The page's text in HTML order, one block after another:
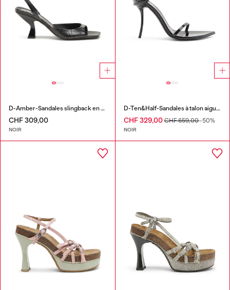
D-Amber-Sandales slingback en cuir effet lézard
CHF 309,00
NOIR
D-Ten&Half-Sandales à talon aiguille en cuir verni
CHF 329,00CHF 659,00-50%
NOIR